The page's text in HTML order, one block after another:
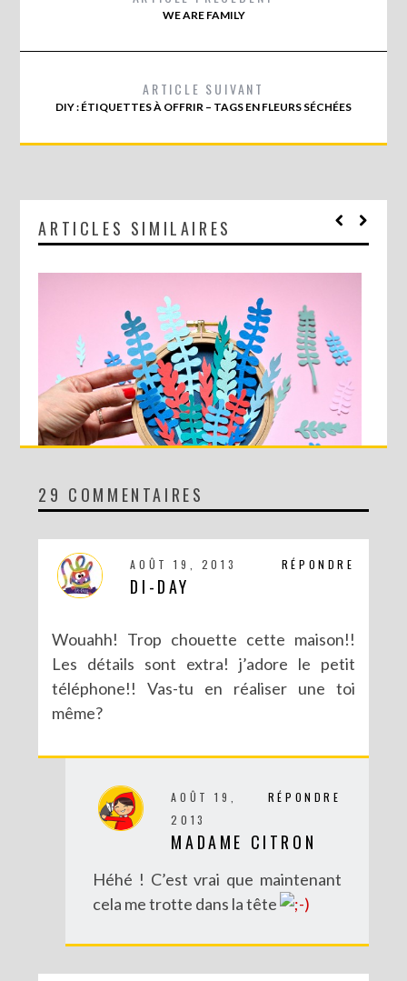
WE ARE FAMILY
ARTICLE SUIVANT
DIY : ÉTIQUETTES À OFFRIR – TAGS EN FLEURS SÉCHÉES
ARTICLES SIMILAIRES
DIY MA FORÊT DE PAPIER
DIY SAINT VALENTIN : UNE CARTE POP-UP QUI BRISE LA GLACE !
29 COMMENTAIRES
RÉPONDRE
AOÛT 19, 2013
DI-DAY
Wouahh! Trop chouette cette maison!!
Les détails sont extra! j’adore le petit
téléphone!! Vas-tu en réaliser une toi
même?
RÉPONDRE
AOÛT 19,
2013
MADAME CITRON
Héhé ! C’est vrai que maintenant
cela me trotte dans la tête